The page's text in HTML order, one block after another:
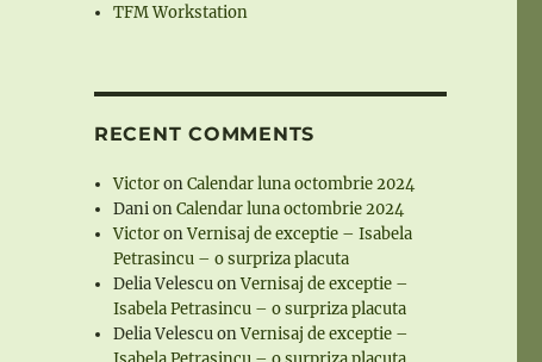
TFM Workstation
RECENT COMMENTS
VictoronCalendar luna octombrie 2024
DanionCalendar luna octombrie 2024
VictoronVernisaj de exceptie – Isabela
Petrasincu – o surpriza placuta
Delia VelescuonVernisaj de exceptie –
Isabela Petrasincu – o surpriza placuta
Delia VelescuonVernisaj de exceptie –